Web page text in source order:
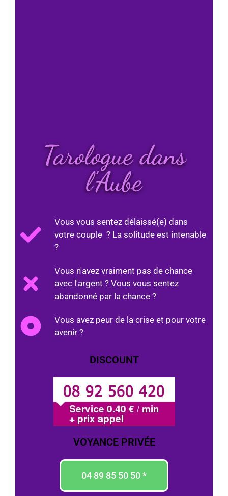
Tarologue dans
l'Aube
Vous vous sentez délaissé(e) dans
votre couple ? La solitude est intenable
?
Vous n'avez vraiment pas de chance
avec l'argent ? Vous vous sentez
abandonné par la chance ?
Vous avez peur de la crise et pour votre
avenir ?
DISCOUNT
VOYANCE PRIVÉE
04 89 85 50 50 *